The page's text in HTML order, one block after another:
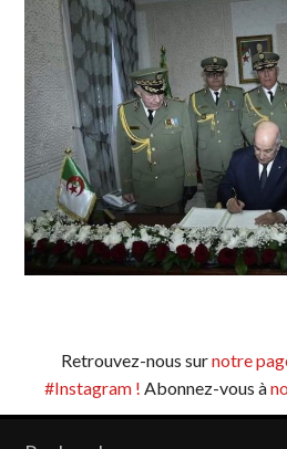
Retrouvez-nous surnotre
#Instagram ! Abonnez-vous à